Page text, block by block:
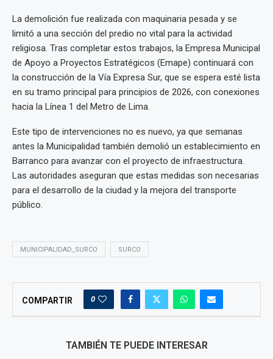
La demolición fue realizada con maquinaria pesada y se
limitó a una sección del predio no vital para la actividad
religiosa. Tras completar estos trabajos, la Empresa Municipal
de Apoyo a Proyectos Estratégicos (Emape) continuará con
la construcción de la Vía Expresa Sur, que se espera esté lista
en su tramo principal para principios de 2026, con conexiones
hacia la Línea 1 del Metro de Lima.
Este tipo de intervenciones no es nuevo, ya que semanas
antes la Municipalidad también demolió un establecimiento en
Barranco para avanzar con el proyecto de infraestructura.
Las autoridades aseguran que estas medidas son necesarias
para el desarrollo de la ciudad y la mejora del transporte
público.
MUNICIPALIDAD_SURCO SURCO
COMPARTIR 0
TAMBIÉN TE PUEDE INTERESAR